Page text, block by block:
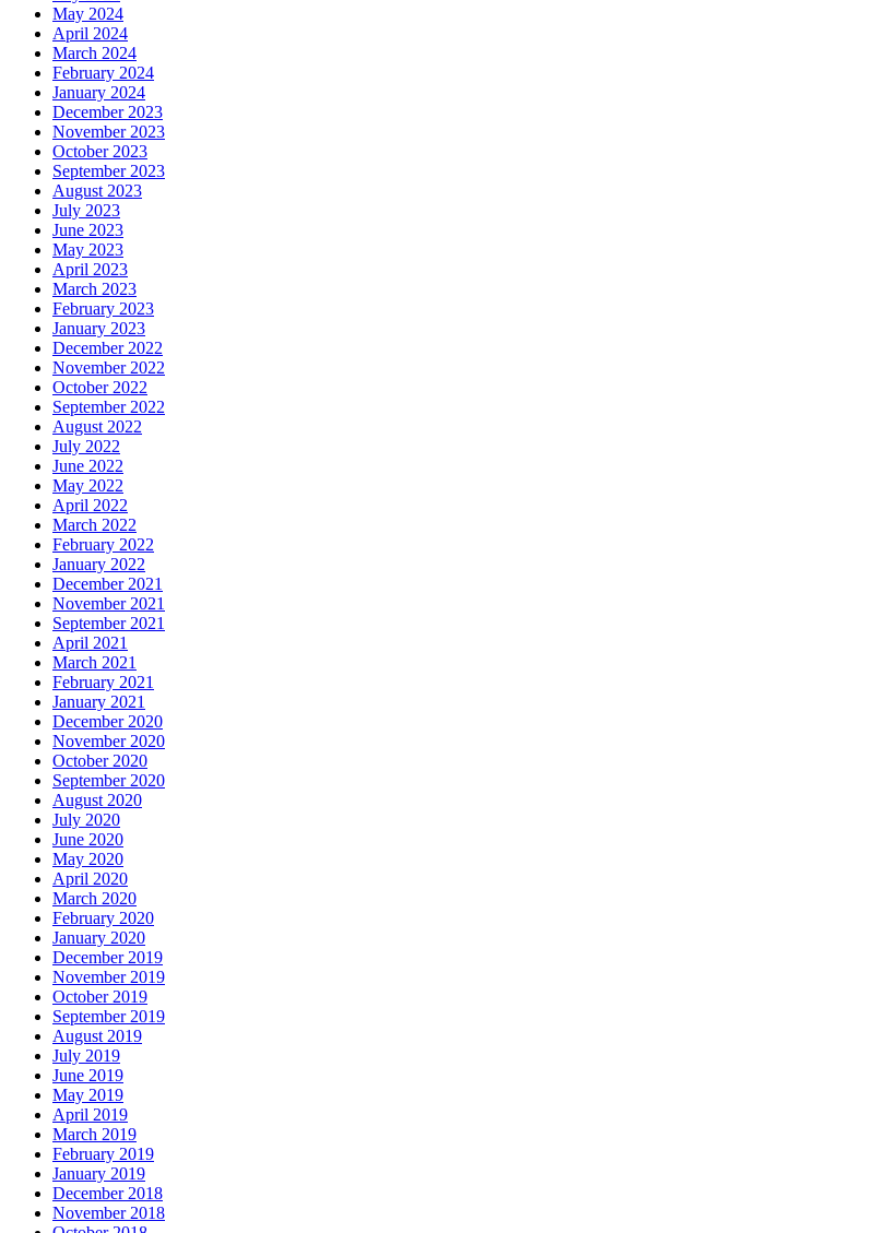
May 2024
April 2024
March 2024
February 2024
January 2024
December 2023
November 2023
October 2023
September 2023
August 2023
July 2023
June 2023
May 2023
April 2023
March 2023
February 2023
January 2023
December 2022
November 2022
October 2022
September 2022
August 2022
July 2022
June 2022
May 2022
April 2022
March 2022
February 2022
January 2022
December 2021
November 2021
September 2021
April 2021
March 2021
February 2021
January 2021
December 2020
November 2020
October 2020
September 2020
August 2020
July 2020
June 2020
May 2020
April 2020
March 2020
February 2020
January 2020
December 2019
November 2019
October 2019
September 2019
August 2019
July 2019
June 2019
May 2019
April 2019
March 2019
February 2019
January 2019
December 2018
November 2018